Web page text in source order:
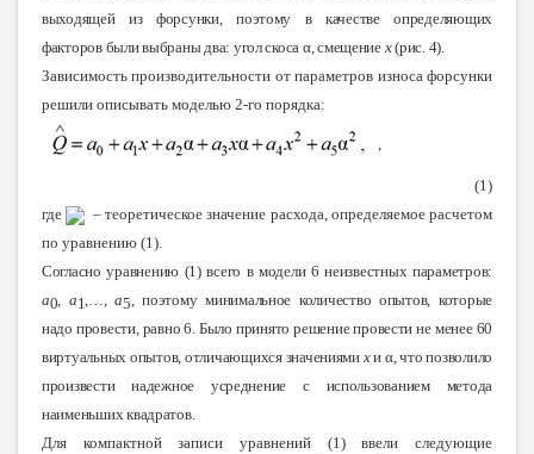
выходящей из форсунки, поэтому в качестве определяющих
факторов были выбраны два: угол скоса α, смещение x(рис. 4).
Зависимость производительности от параметров износа форсунки
решили описывать моделью 2-го порядка:
,
(1)
где
– теоретическое значение расхода, определяемое расчетом
по уравнению (1).
Согласно уравнению (1) всего в модели 6 неизвестных параметров:
a0 a1 ,…,a5 , поэтому минимальное количество опытов, которые
надо провести, равно 6. Было принято решениепровести не менее 60
виртуальных опытов, отличающихся значениями xи α, что позволило
произвести надежное усреднение с использованием метода
наименьших квадратов.
Для компактной записи уравнений (1) ввели следующие